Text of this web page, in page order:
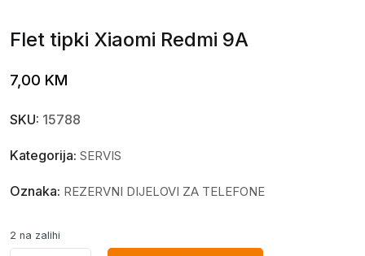
Flet tipki Xiaomi Redmi 9A
7,00 KM
SKU: 15788
Kategorija: SERVIS
Oznaka: REZERVNI DIJELOVI ZA TELEFONE
2 na zalihi